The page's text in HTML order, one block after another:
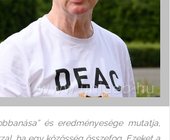
és eredményesége mutatja,
ha egy közösség összefog. Ezeket a